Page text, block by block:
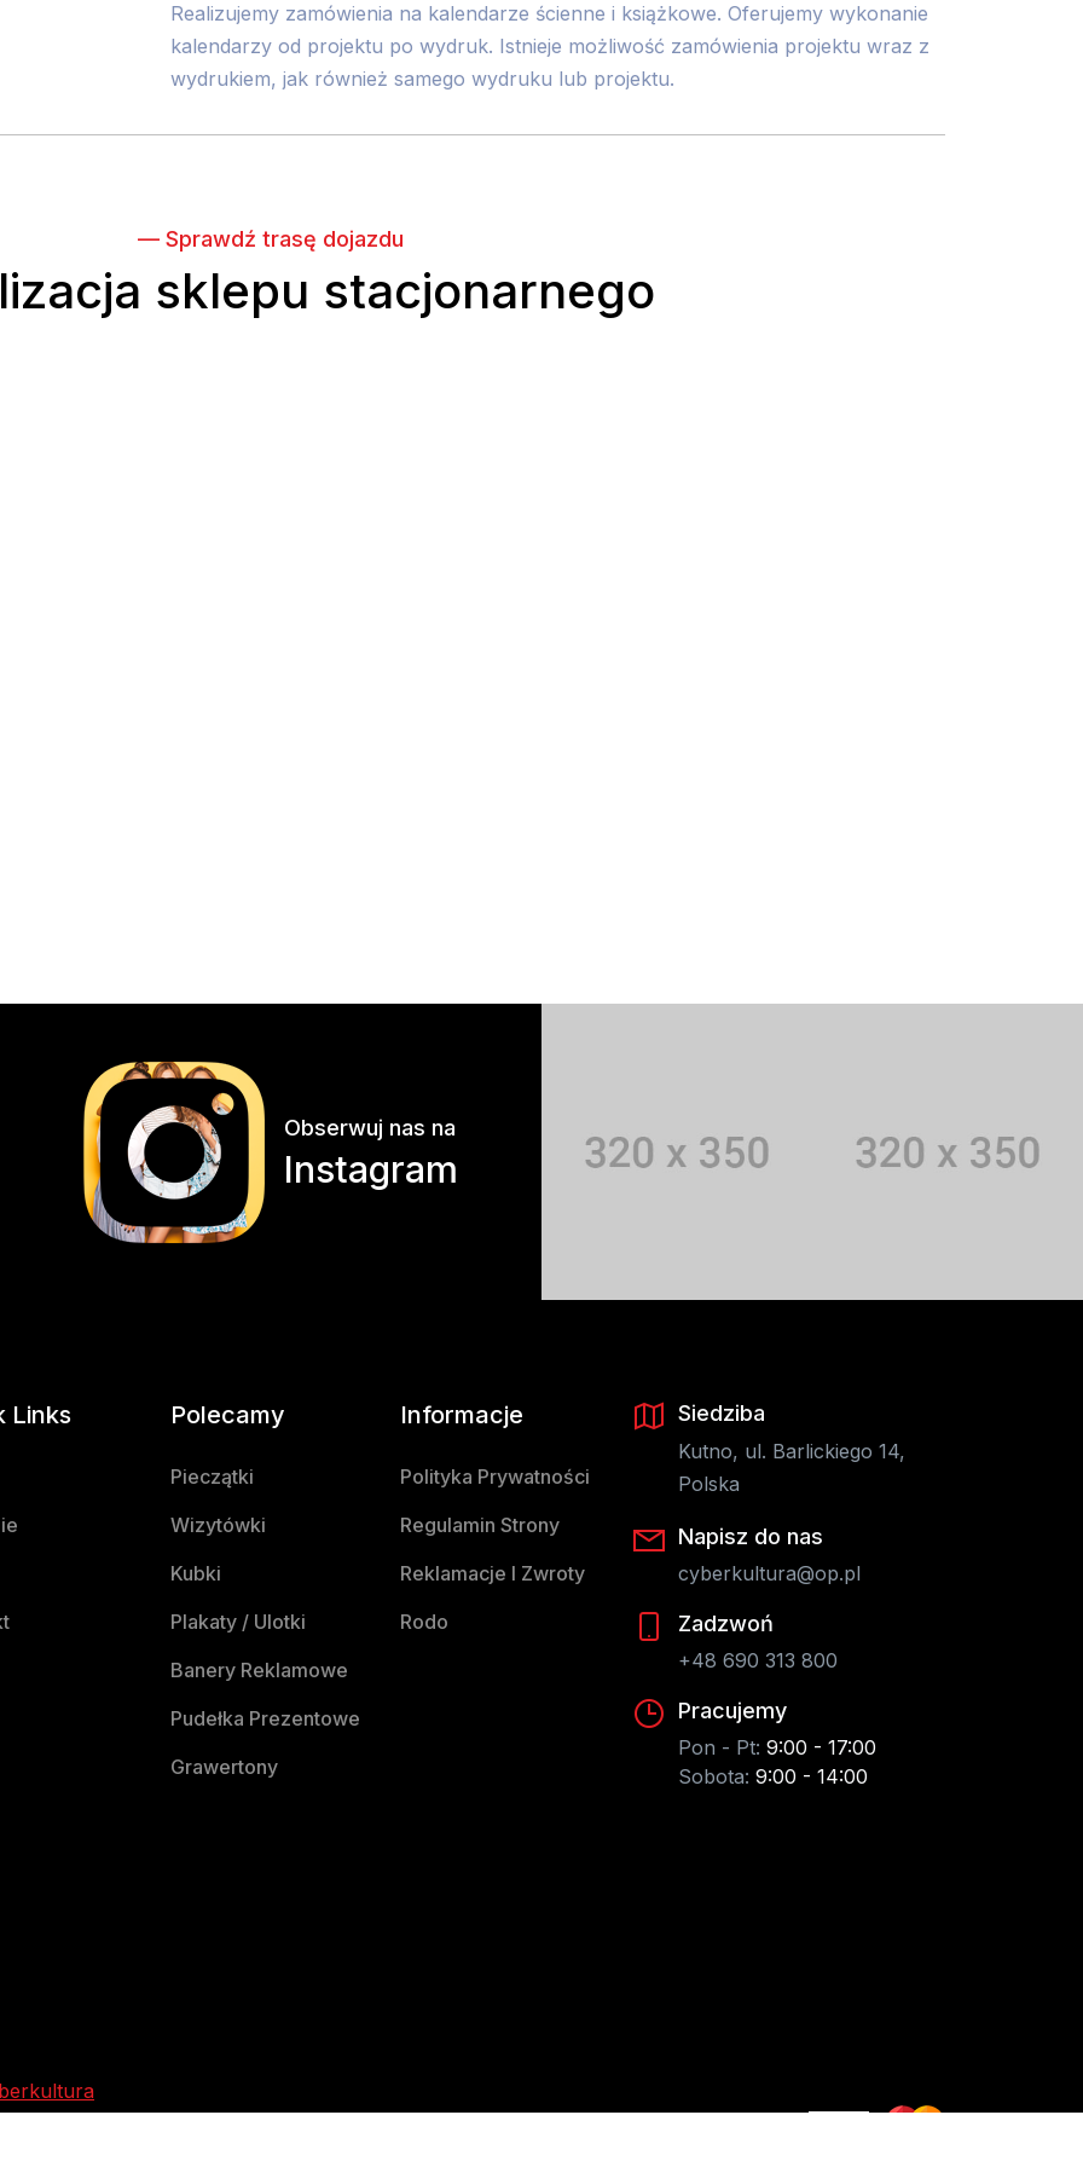
Realizujemy zamówienia na kalendarze ścienne i książkowe. Oferujemy wykonanie
kalendarzy od projektu po wydruk. Istnieje możliwość zamówienia projektu wraz z
wydrukiem, jak również samego wydruku lub projektu.
— Sprawdź trasę dojazdu
sklepu stacjonarnego
Obserwuj nas na
Instagram
Links Polecamy
Pieczątki
Wizytówki
Kubki
Plakaty / Ulotki
Banery Reklamowe
Pudełka Prezentowe
Grawertony
Informacje
Polityka Prywatności
Regulamin Strony
Reklamacje I Zwroty
Rodo
Siedziba
Kutno, ul. Barlickiego 14,
Polska
Napisz do nas
cyberkultura@op.pl
Zadzwoń
+48 690 313 800
Pracujemy
Pon - Pt: 9:00 - 17:00
Sobota: 9:00 - 14:00